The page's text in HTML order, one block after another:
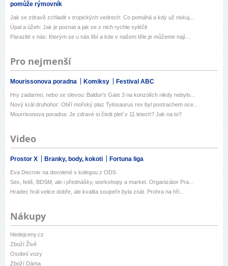
pomůže rýmovník
Jak se zdravě zchladit v tropických vedrech: Co pomáhá a kdy už riskuj...
Úpal a úžeh: Jak je poznat a jak se z nich rychle vyléčit
Parazité v nás: Kterým se u nás líbí a kde v našem těle je můžeme nají...
Pro nejmenší
Mourissonova poradna Komiksy Festival ABC
Hry zadarmo, nebo se slevou: Baldur's Gate 3 na konzolích nikdy nebylo...
Nový král druhohor: Obří mořský plaz Tylosaurus rex byl postrachem oce...
Mourrisonova poradna: Je zdravé si čistit pleť v 11 letech? Jak na to?
Video
Prostor X Branky, body, kokoti Fortuna liga
Eva Decroix na dovolené s kolegou z ODS
Sex, fetiš, BDSM, ale i přednášky, workshopy a market. Organizátor Pra...
Hradec hrál velice dobře, ale kvalita soupeře byla znát. Prohra na hři...
Nákupy
hledejceny.cz
Zboží Živě
Osobní vozy
Zboží Dáma